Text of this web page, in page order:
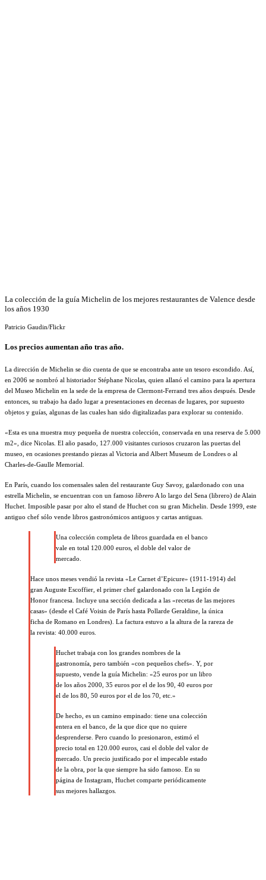
La colección de la guía Michelin de los mejores restaurantes de Valence desde
los años 1930
Patricio Gaudin/Flickr
Los precios aumentan año tras año.
La dirección de Michelin se dio cuenta de que se encontraba ante un tesoro escondido. Así,
en 2006 se nombró al historiador Stéphane Nicolas, quien allanó el camino para la apertura
del Museo Michelin en la sede de la empresa de Clermont-Ferrand tres años después. Desde
entonces, su trabajo ha dado lugar a presentaciones en decenas de lugares, por supuesto
objetos y guías, algunas de las cuales han sido digitalizadas para explorar su contenido.
«Esta es una muestra muy pequeña de nuestra colección, conservada en una reserva de 5.000
m2», dice Nicolas. El año pasado, 127.000 visitantes curiosos cruzaron las puertas del
museo, en ocasiones prestando piezas al Victoria and Albert Museum de Londres o al
Charles-de-Gaulle Memorial.
En París, cuando los comensales salen del restaurante Guy Savoy, galardonado con una
estrella Michelin, se encuentran con un famoso librero A lo largo del Sena (librero) de Alain
Huchet. Imposible pasar por alto el stand de Huchet con su gran Michelin. Desde 1999, este
antiguo chef sólo vende libros gastronómicos antiguos y cartas antiguas.
Una colección completa de libros guardada en el banco
vale en total 120.000 euros, el doble del valor de
mercado.
Hace unos meses vendió la revista «Le Carnet d’Epicure» (1911-1914) del
gran Auguste Escoffier, el primer chef galardonado con la Legión de
Honor francesa. Incluye una sección dedicada a las «recetas de las mejores
casas» (desde el Café Voisin de París hasta Pollarde Geraldine, la única
ficha de Romano en Londres). La factura estuvo a la altura de la rareza de
la revista: 40.000 euros.
Huchet trabaja con los grandes nombres de la
gastronomía, pero también «con pequeños chefs». Y, por
supuesto, vende la guía Michelin: «25 euros por un libro
de los años 2000, 35 euros por el de los 90, 40 euros por
el de los 80, 50 euros por el de los 70, etc.»
De hecho, es un camino empinado: tiene una colección
entera en el banco, de la que dice que no quiere
desprenderse. Pero cuando lo presionaron, estimó el
precio total en 120.000 euros, casi el doble del valor de
mercado. Un precio justificado por el impecable estado
de la obra, por la que siempre ha sido famoso. En su
página de Instagram, Huchet comparte periódicamente
sus mejores hallazgos.